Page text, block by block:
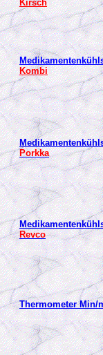
Kirsch
Kombi
Porkka
Revco
Thermometer Min/